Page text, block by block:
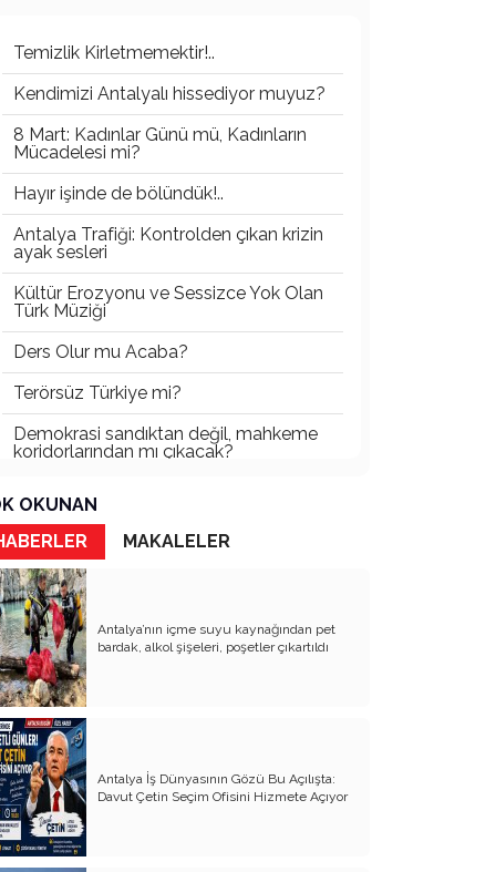
Temizlik Kirletmemektir!..
Kendimizi Antalyalı hissediyor muyuz?
8 Mart: Kadınlar Günü mü, Kadınların
Mücadelesi mi?
Hayır işinde de bölündük!..
Antalya Trafiği: Kontrolden çıkan krizin
ayak sesleri
Kültür Erozyonu ve Sessizce Yok Olan
Türk Müziği
Ders Olur mu Acaba?
Terörsüz Türkiye mi?
Demokrasi sandıktan değil, mahkeme
koridorlarından mı çıkacak?
Gazetecinin kaderi!..
Turizmde Herşey Dahil Sistemi
tartışılmalı
MB Başkanı ve Şimşek’e
Padişahın Vergi Deneyi!..
Erdoğan ve Özel’e açık mektup!..
Bahçeli siyasetin zirvesine oturdu!..
Artık yeter!.. Başka Antalya yok!..
Milli Eğitim cemaatlere mi teslim
ediliyor?
Liyakatın Gözyaşları!..
OKUNAN
MAKALELER
Antalya’nın içme suyu kaynağından pet
bardak, alkol şişeleri, poşetler çıkartıldı
Antalya İş Dünyasının Gözü Bu Açılışta:
Davut Çetin Seçim Ofisini Hizmete Açıyor